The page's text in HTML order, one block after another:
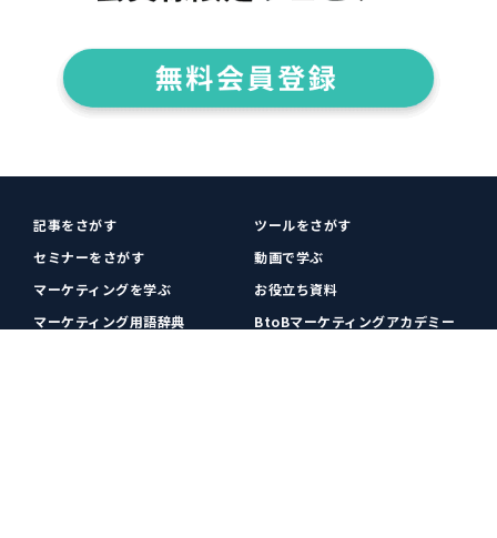
記事をさがす
ツールをさがす
セミナーをさがす
動画で学ぶ
マーケティングを学ぶ
お役立ち資料
マーケティング用語辞典
BtoBマーケティングアカデミー